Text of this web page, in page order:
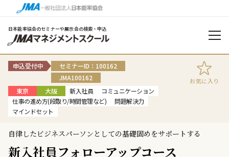
日本能率協会のセミナーや展示会の検索・申込
申込受付中
セミナーID：100162
JMA100162
東京
大阪 新入社員
コミュニケーション
仕事の進め方(段取り/時間管理など)
問題解決力
マインドセット
お気に入り
自律したビジネスパーソンとしての基礎固めをサポートする
新入社員フォローアップコース